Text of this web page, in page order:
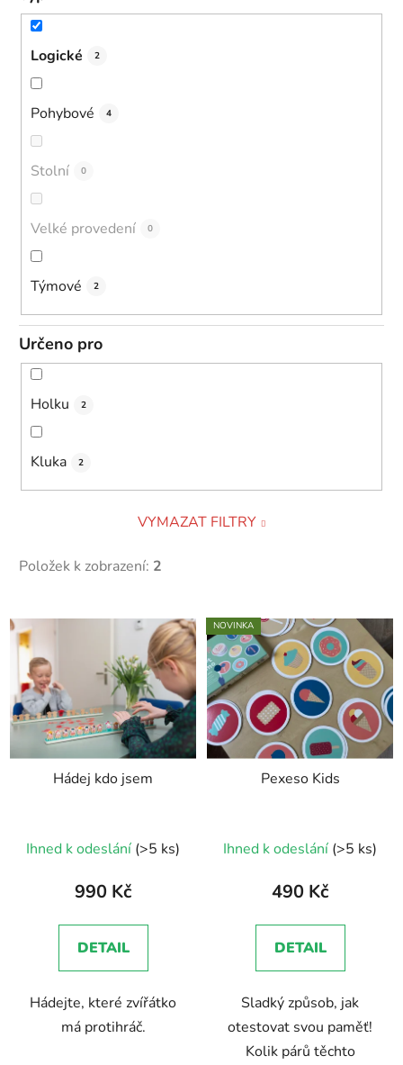
Logické 2
Pohybové 4
Stolní 0
Velké provedení 0
Týmové 2
Určeno pro
Holku 2
Kluka 2
VYMAZAT FILTRY
Položek k zobrazení: 2
V
ý
s
p
r
Hádej kdo jsem
Ihned k odeslání (>5 ks)
990 Kč
DETAIL
Hádejte, které zvířátko
má protihráč.
NOVINKA
Pexeso Kids
Ihned k odeslání (>5 ks)
490 Kč
DETAIL
Sladký způsob, jak
otestovat svou paměť!
Kolik párů těchto